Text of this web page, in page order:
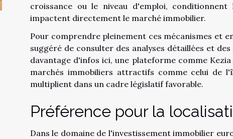
croissance ou le niveau d'emploi,
impactent directement le marché immobilier.
Pour comprendre pleinement ces mécanismes et
suggéré de consulter des analyses détaillées et
davantage d'infos ici, une plateforme comme
marchés immobiliers attractifs comme celui de
multiplient dans un cadre législatif favorable.
Préférence pour la
Dans le domaine de l'investissement immobilier